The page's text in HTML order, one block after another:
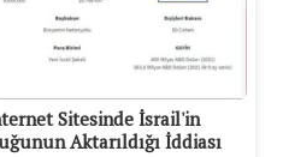
Sitesinde İsrail'in
Aktarıldığı İddiası